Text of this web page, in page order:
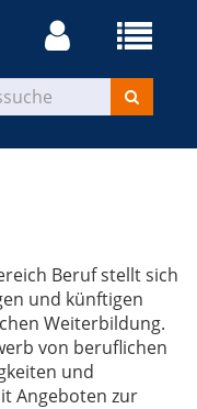
Beruf stellt sich
und künftigen
Weiterbildung.
von beruflichen
und
Angeboten zur